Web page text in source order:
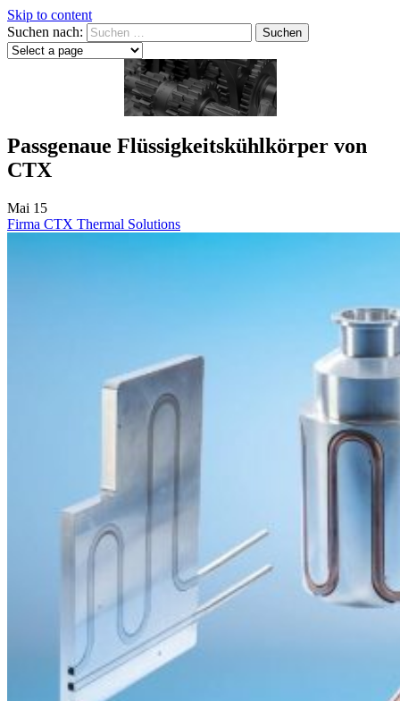
Skip to content
Suchen nach:
Passgenaue Flüssigkeitskühlkörper von
CTX
Mai 15
Firma CTX Thermal Solutions